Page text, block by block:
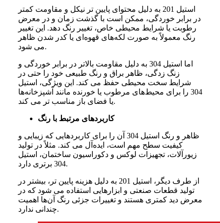
استیل به دلیل محتوای پایین ‌تر نیکل و مقاومت کمتر
در برابر خوردگی، ممکن است با گذشت زمان و در معرض
رطوبت یا شرایط محیطی خاص، تغییر رنگ دهد. این تغییر
رنگ معمولاً به صورت لکههای قهوه ای یا کدر شدن ظاهر
می شود .
اما استیل 304 به دلیل مقاومت بالاتر در برابر خوردگی و
زنگ زدگی، ظاهر براق و رنگ طبیعی خود را حتی در
شرایط سخت محیطی حفظ می ‌کند. این ویژگی، استیل
304 را برای محیطهای مرطوب یا خورنده مانند آشپزخانهها
یا فضای باز مناسب ‌تر می ‌کند .
کاربردهای مرتبط با رنگ
ظاهر و رنگ استیل 304 آن را برای کاربردهایی که زیبایی و
کیفیت سطح مهم است، ایده آل می ‌کند. مثلاً در تولید
زیورآلات، تجهیزات لوکس و دکوراسیون ساختمان، استیل
304 برتری دارد .
از طرف دیگر، استیل 201 به دلیل هزینه پایین‌ تر، بیشتر در
تولید قطعات صنعتی و ابزارهایی استفاده می‌ شود که در
معرض دید کمتری هستند و تغییرات جزئی رنگ آن‌ها اهمیت
چندانیندارد.